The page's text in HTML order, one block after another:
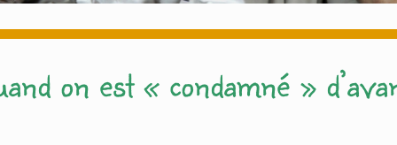
on est « condamné »